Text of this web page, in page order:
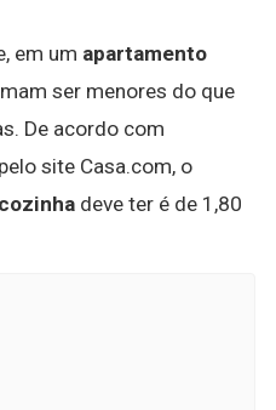
em um apartamento
ser menores do que
De acordo com
site Casa.com, o
cozinha deve ter é de 1,80